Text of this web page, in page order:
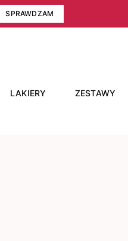
SPRAWDZAM
LAKIERY ZESTAWY